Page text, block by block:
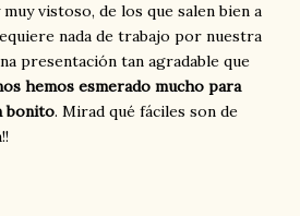
vistoso, de los que salen bien a
nada de trabajo por nuestra
presentación tan agradable que
hemos esmerado mucho para
bonito. Mirad qué fáciles son de